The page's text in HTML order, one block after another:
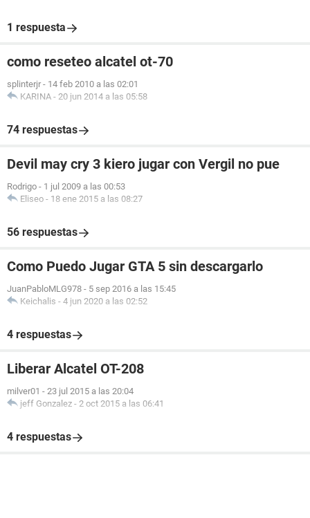
1 respuesta
como reseteo alcatel ot-70
splinterjr - 14 feb 2010 a las 02:01
KARINA - 20 jun 2014 a las 05:58
74 respuestas
Devil may cry 3 kiero jugar con Vergil no pue
Rodrigo - 1 jul 2009 a las 00:53
Eliseo - 18 ene 2015 a las 08:27
56 respuestas
Como Puedo Jugar GTA 5 sin descargarlo
JuanPabloMLG978 - 5 sep 2016 a las 15:45
Keichalis - 4 jun 2020 a las 02:52
4 respuestas
Liberar Alcatel OT-208
milver01 - 23 jul 2015 a las 20:04
jeff Gonzalez - 2 oct 2015 a las 06:41
4 respuestas